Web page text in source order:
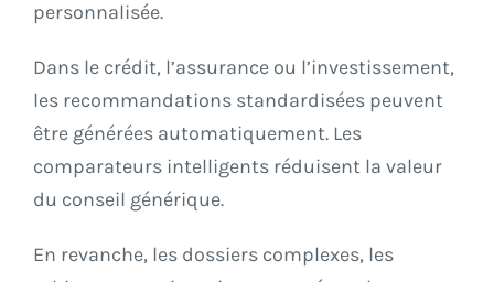
personnalisée.
Dans le crédit, l’assurance ou l’investissement,
les recommandations standardisées peuvent
être générées automatiquement. Les
comparateurs intelligents réduisent la valeur
du conseil générique.
En revanche, les dossiers complexes, les